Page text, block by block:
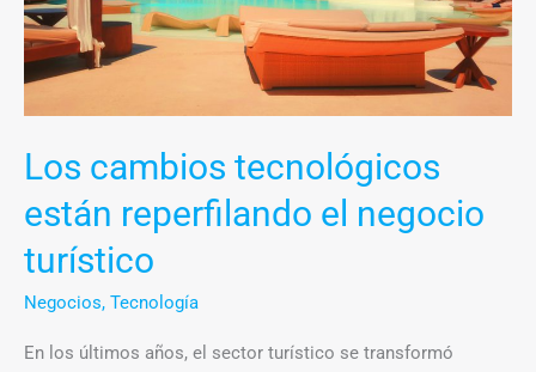
Los cambios tecnológicos
están reperfilando el negocio
turístico
Negocios, Tecnología
En los últimos años, el sector turístico se transformó
el
negocio
turístico